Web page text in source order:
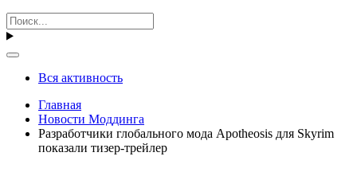
Вся активность
Главная
Новости Моддинга
Разработчики глобального мода Apotheosis для Skyrim
показали тизер-трейлер